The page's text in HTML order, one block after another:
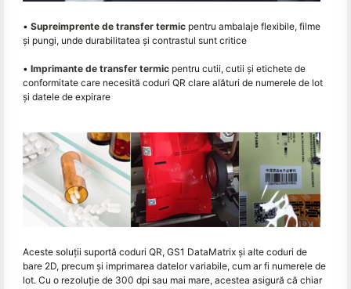
• Supreimprente de transfer termic pentru ambalaje flexibile, filme
și pungi, unde durabilitatea și contrastul sunt critice
• Imprimante de transfer termic pentru cutii, cutii și etichete de
conformitate care necesită coduri QR clare alături de numerele de lot
și datele de expirare
Aceste soluții suportă coduri QR, GS1 DataMatrix și alte coduri de
bare 2D, precum și imprimarea datelor variabile, cum ar fi numerele de
lot. Cu o rezoluție de 300 dpi sau mai mare, acestea asigură că chiar